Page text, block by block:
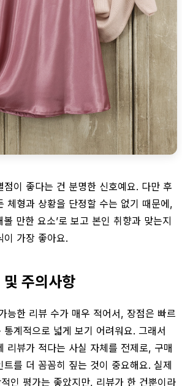
이 좋다는 건 분명한 신호예요. 다만 후
체형과 상황을 단정할 수는 없기 때문에,
볼 만한 요소’로 보고 본인 취향과 맞는지
이 가장 좋아요.
및 주의사항
능한 리뷰 수가 매우 적어서, 장점은 빠르
계적으로 넓게 보기 어려워요. 그래서
리뷰가 적다는 사실 자체를 전제로, 구매
를 더 꼼꼼히 짚는 것이 중요해요. 실제
인 평가는 좋았지만, 리뷰가 한 건뿐이라